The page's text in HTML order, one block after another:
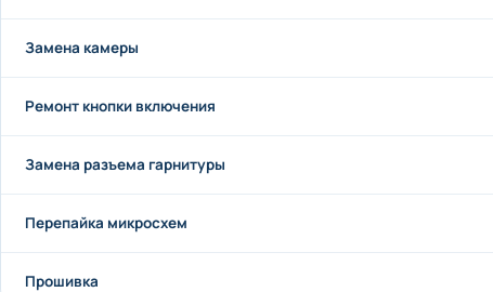
Замена камеры
Ремонт кнопки включения
Замена разъема гарнитуры
Перепайка микросхем
Прошивка